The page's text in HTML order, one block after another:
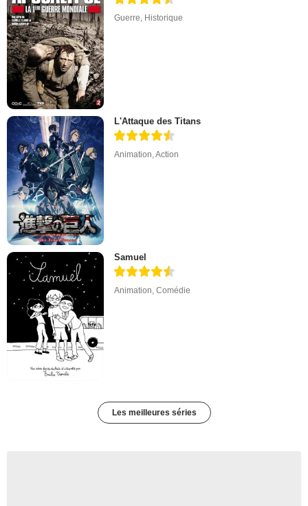
Guerre, Historique
L'Attaque des Titans
Animation ,Action
Samuel
Animation,Comédie
Les meilleures séries